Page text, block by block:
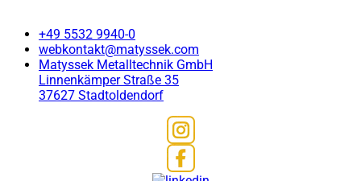
+49 5532 9940-0
webkontakt@matyssek.com
Matyssek Metalltechnik GmbH
Linnenkämper Straße 35
37627 Stadtoldendorf